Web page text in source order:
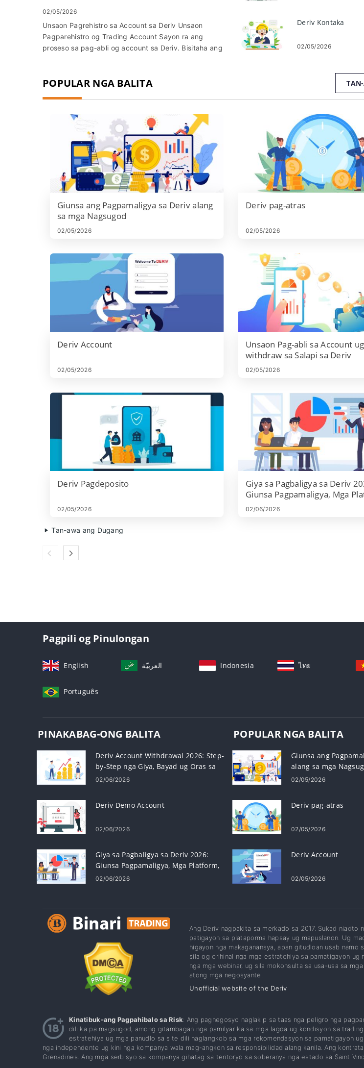
02/05/2026
Unsaon Pagrehistro sa Account sa Deriv Unsaon
Pagparehistro og Trading Account Sayon ra ang
proseso sa pag-abli og account sa Deriv. Bisitaha ang
Deriv Kontaka
02/05/2026
POPULAR NGA BALITA
Giunsa ang Pagpamaligya sa Deriv alang
sa mga Nagsugod
02/05/2026
Deriv pag-atras
02/05/2026
Deriv Account
02/05/2026
Unsaon Pag-abli sa Account
withdraw sa Salapi sa Deriv
02/05/2026
Deriv Pagdeposito
02/05/2026
Giya sa Pagbaligya sa Deriv
Giunsa Pagpamaligya, Mga
Mga Istratehiya ug Pagdumala
02/06/2026
Tan-awa ang Dugang
Pagpili og Pinulongan
English العربيّة Indonesia ไทย
Português
PINAKABAG-ONG BALITA
Deriv Account Withdrawal 2026: Step-
by-Step nga Giya, Bayad ug Oras sa
Pagproseso
02/06/2026
Deriv Demo Account
02/06/2026
Giya sa Pagbaligya sa Deriv 2026:
Giunsa Pagpamaligya, Mga Platform,
Mga Istratehiya ug Pagdumala sa
02/06/2026
POPULAR NGA BALITA
Giunsa ang
alang sa mga
02/05/2026
Deriv pag-atras
02/05/2026
Deriv Account
02/05/2026
Ang Deriv nagpakita sa merkado sa 2017. Sukad
patigayon sa plataporma hapsay ug mapuslanon. Ug
higayon nga makaganansya, apan gitudloan usab
sila og orihinal nga mga estratehiya sa pamatigayon
nga mga webinar, ug sila mokonsulta sa usa-usa sa
atong mga negosyante.
Unofficial website of the Deriv
Kinatibuk-ang Pagpahibalo sa Risk: Ang pagnegosyo naglakip sa taas nga peligro nga
dili ka pa magsugod, among gitambagan nga pamilyar ka sa mga lagda ug kondisyon sa
estratehiya ug mga panudlo sa site dili naglangkob sa mga rekomendasyon sa pamatigayon
nga independente ug kini nga kompanya wala mag-angkon sa responsibilidad alang kanila. Ang
Grenadines. Ang mga serbisyo sa kompanya gihatag sa teritoryo sa soberanya nga estado sa Saint